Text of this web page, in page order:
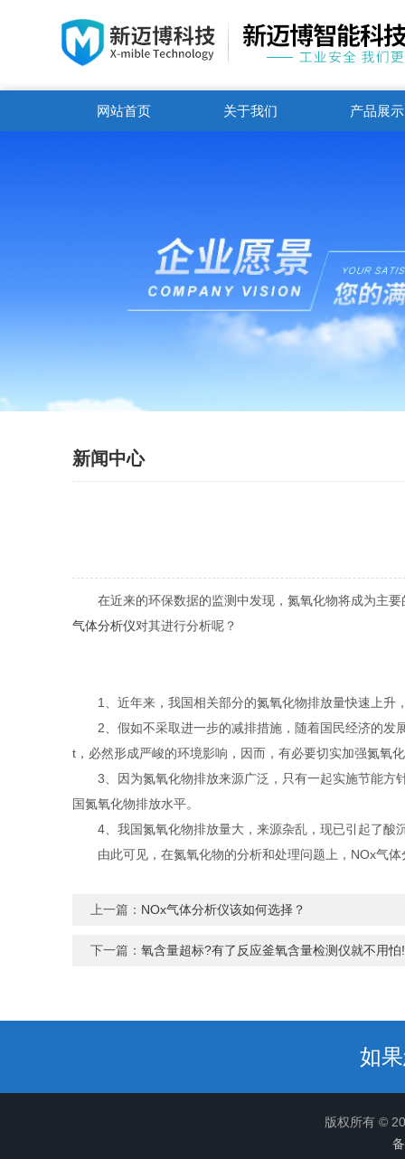
网站首页 关于我们 产品展示
新闻中心
在近来的环保数据的监测中发现，氮氧化物将成为主要
气体分析仪对其进行分析呢？
1、近年来，我国相关部分的氮氧化物排放量快速上升
2、假如不采取进一步的减排措施，随着国民经济的发
t，必然形成严峻的环境影响，因而，有必要切实加强氮氧
3、因为氮氧化物排放来源广泛，只有一起实施节能方
国氮氧化物排放水平。
4、我国氮氧化物排放量大，来源杂乱，现已引起了酸
由此可见，在氮氧化物的分析和处理问题上，NOx气体
上一篇： NOx气体分析仪该如何选择？
下一篇： 氧含量超标?有了反应釜氧含量检测仪就不用怕!
如
版权所有 ©